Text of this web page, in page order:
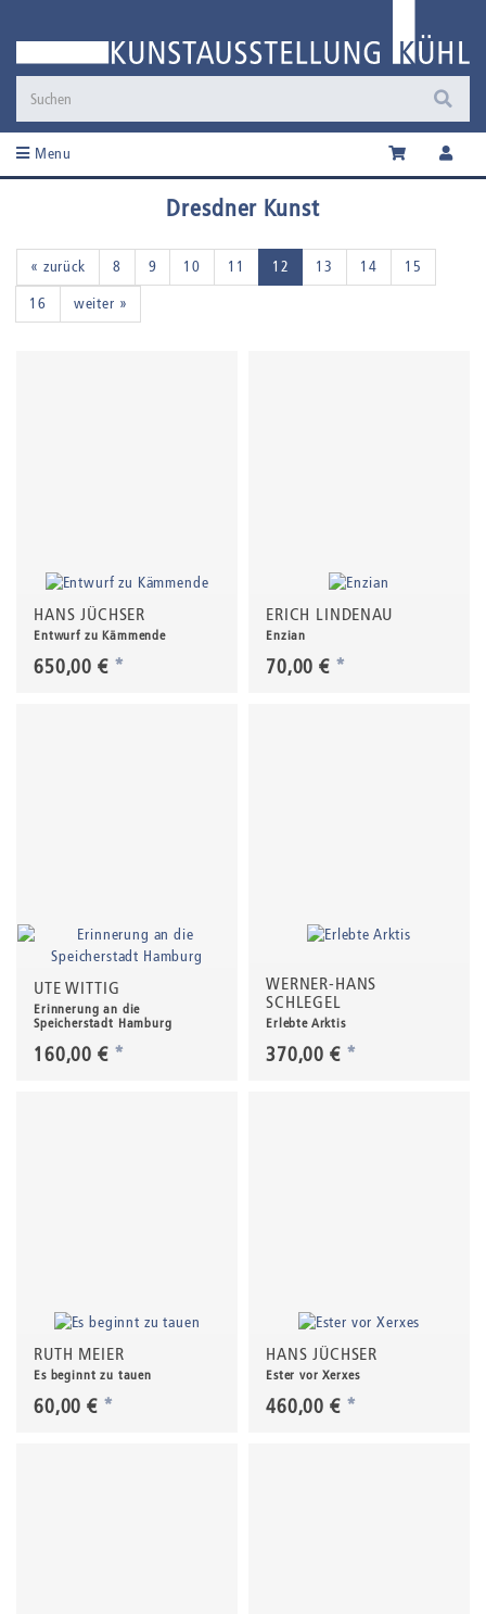
Menu
Dresdner Kunst
« zurück 8 9 10 11 12 13 14
15
16
weiter »
HANS JÜCHSER
Entwurf zu Kämmende
650,00 € *
ERICH LINDENAU
Enzian
70,00 € *
UTE WITTIG
Erinnerung an die
Speicherstadt Hamburg
160,00 € *
WERNER-HANS
SCHLEGEL
Erlebte Arktis
370,00 € *
RUTH MEIER
Es beginnt zu tauen
60,00 € *
HANS JÜCHSER
Ester vor Xerxes
460,00 € *